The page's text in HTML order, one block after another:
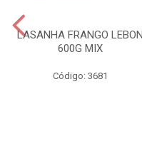
LASANHA FRANGO LEBON
600G MIX
Código: 3681